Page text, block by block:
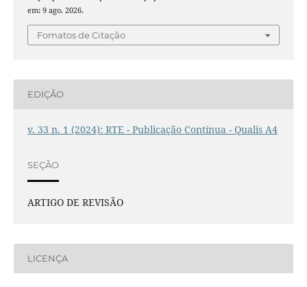
em: 9 ago. 2026.
Fomatos de Citação
EDIÇÃO
v. 33 n. 1 (2024): RTE - Publicação Contínua - Qualis A4
SEÇÃO
ARTIGO DE REVISÃO
LICENÇA